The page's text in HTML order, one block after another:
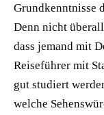
Grundkenntnisse
Denn nicht
dass jemand mit
Reiseführer mit
gut studiert
welche